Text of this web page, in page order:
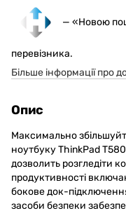
— «Новою
перевізника.
Більше інформації про
Опис
Максимально
ноутбуку ThinkPad
дозволить розгледіти
продуктивності
бокове док-
засоби безпеки